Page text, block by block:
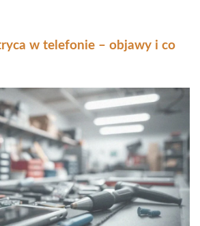
w telefonie – objawy i co